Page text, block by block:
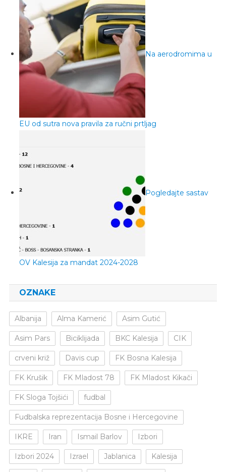
Na aerodromima u
EU od sutra nova pravila za ručni prtljag
Pogledajte sastav
OV Kalesija za mandat 2024-2028
OZNAKE
Albanija Alma Kamerić Asim Gutić
Asim Pars Biciklijada BKC Kalesija CIK
crveni križ Davis cup FK Bosna Kalesija
FK Krušik FK Mladost 78 FK Mladost Kikači
FK Sloga Tojšići fudbal
Fudbalska reprezentacija Bosne i Hercegovine
IKRE Iran Ismail Barlov Izbori
Izbori 2024 Izrael Jablanica Kalesija